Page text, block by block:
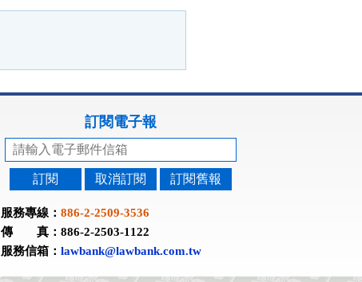
訂閱電子報
訂閱 取消訂閱 訂閱舊報
服務專線： 886-2-2509-3536
傳 真：886-2-2503-1122
服務信箱： lawbank@lawbank.com.tw